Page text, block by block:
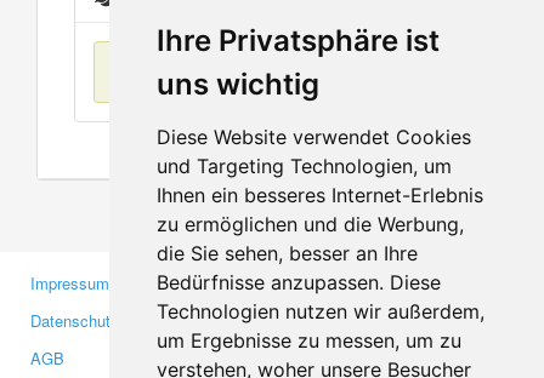
Ihre Privatsphäre ist
uns wichtig
Diese Website verwendet Cookies
und Targeting Technologien, um
Ihnen ein besseres Internet-Erlebnis
zu ermöglichen und die Werbung,
die Sie sehen, besser an Ihre
Bedürfnisse anzupassen. Diese
Technologien nutzen wir außerdem,
um Ergebnisse zu messen, um zu
verstehen, woher unsere Besucher
Keine Einträge
Impressum
Datenschutzerklärung
AGB
Gewerbetreibende
Investoren